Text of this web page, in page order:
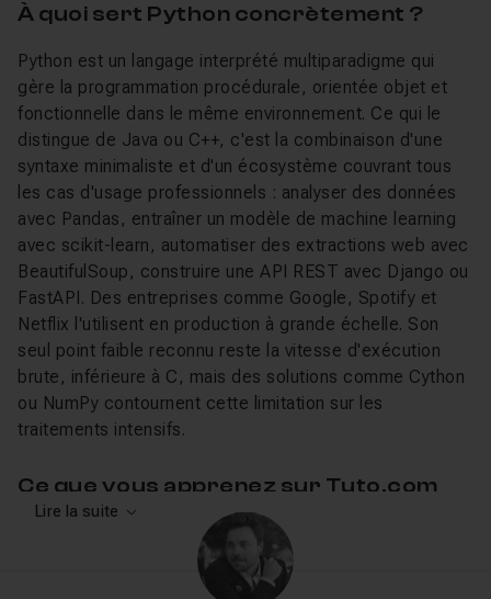
À quoi sert Python concrètement ?
Python est un langage interprété multiparadigme qui
gère la programmation procédurale, orientée objet et
fonctionnelle dans le même environnement. Ce qui le
distingue de Java ou C++, c'est la combinaison d'une
syntaxe minimaliste et d'un écosystème couvrant tous
les cas d'usage professionnels : analyser des données
avec Pandas, entraîner un modèle de machine learning
avec scikit-learn, automatiser des extractions web avec
BeautifulSoup, construire une API REST avec Django ou
FastAPI. Des entreprises comme Google, Spotify et
Netflix l'utilisent en production à grande échelle. Son
seul point faible reconnu reste la vitesse d'exécution
brute, inférieure à C, mais des solutions comme Cython
ou NumPy contournent cette limitation sur les
traitements intensifs.
Ce que vous apprenez sur Tuto.com
Les cours Python couvrent l'ensemble du parcours
d'apprentissage, des premières lignes de code aux
projets de production. Jean Philippe Parein propose une
Lire la suite